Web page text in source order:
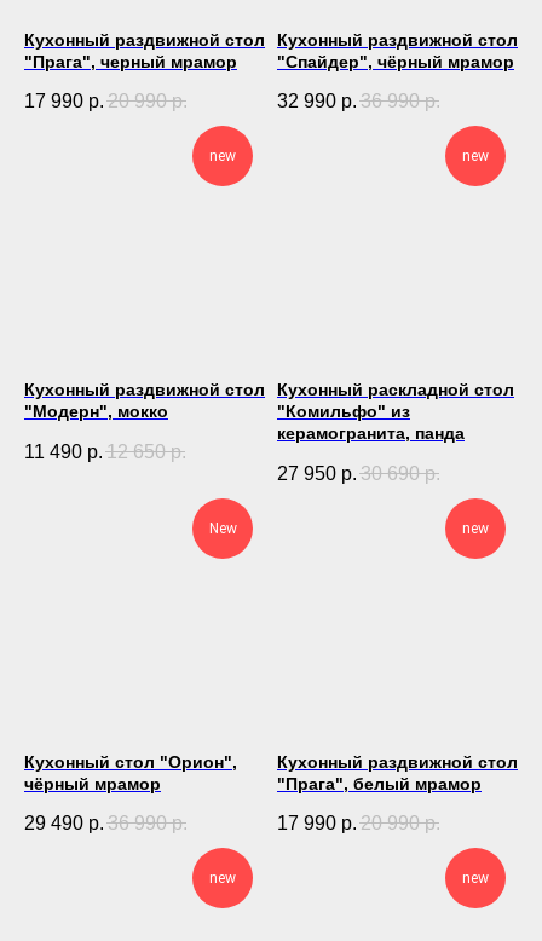
Кухонный раздвижной стол
"Прага", черный мрамор
17 990 р. 20 990 р.
Кухонный раздвижной стол
"Спайдер", чёрный мрамор
32 990 р. 36 990 р.
new
Кухонный раздвижной стол
"Модерн", мокко
11 490 р. 12 650 р.
new
Кухонный раскладной стол
"Комильфо" из
керамогранита, панда
27 950 р. 30 690 р.
New
Кухонный стол "Орион",
чёрный мрамор
29 490 р. 36 990 р.
new
Кухонный раздвижной стол
"Прага", белый мрамор
17 990 р. 20 990 р.
new new